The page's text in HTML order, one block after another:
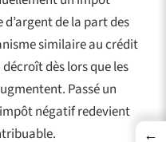
de la part des
similaire au crédit
dès lors que les
Passé un
négatif redevient
←